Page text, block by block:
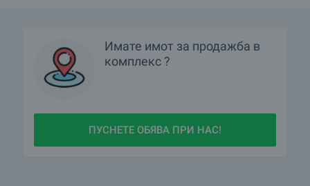
Имате имот за продажба в
комплекс ?
ПУСНЕТЕ ОБЯВА ПРИ НАС!